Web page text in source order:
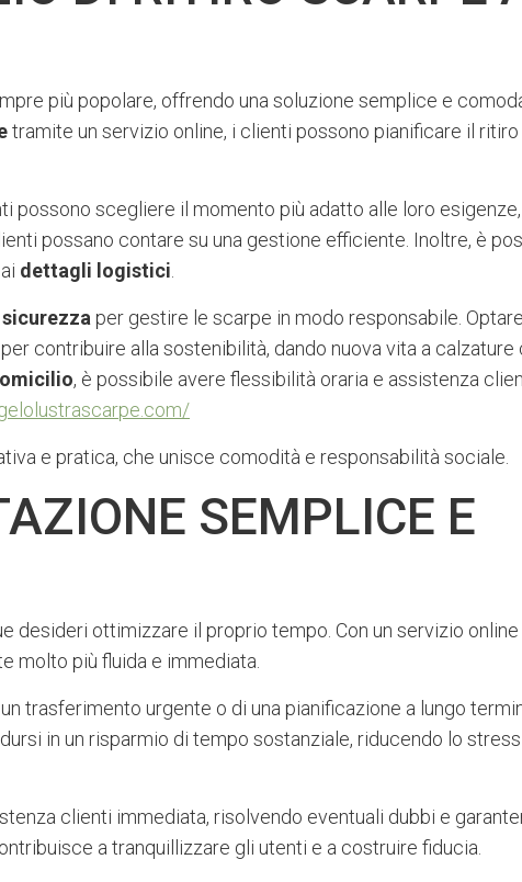
più popolare, offrendo una soluzione semplice e
tramite un servizio online, i clienti possono pianificare il
possono scegliere il momento più adatto alle loro
possano contare su una gestione efficiente. Inoltre, è
dettagli logistici
per gestire le scarpe in modo responsabile.
contribuire alla sostenibilità, dando nuova vita a
, è possibile avere flessibilità oraria e assistenza
e pratica, che unisce comodità e responsabilità sociale.
SEMPLICE E
desideri ottimizzare il proprio tempo. Con un servizio
molto più fluida e immediata.
trasferimento urgente o di una pianificazione a lungo
in un risparmio di tempo sostanziale, riducendo lo
clienti immediata, risolvendo eventuali dubbi e
a tranquillizzare gli utenti e a costruire fiducia.